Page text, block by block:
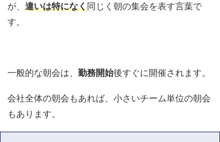
が、 違いは特になく同じく朝の集会を表す言葉で
す。
一般的な朝会は、 勤務開始後すぐに開催されます。
会社全体の朝会もあれば、小さいチーム単位の朝会
もあります。